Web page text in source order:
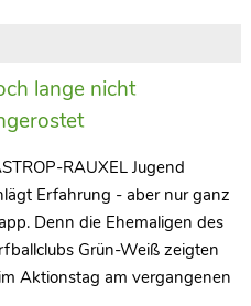
lange nicht
RAUXEL Jugend
Erfahrung - aber nur ganz
Denn die Ehemaligen des
Grün-Weiß zeigten
Aktionstag am vergangenen